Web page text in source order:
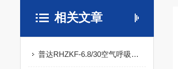
相关文章
普达RHZKF-6.8/30空气呼吸器维保技巧